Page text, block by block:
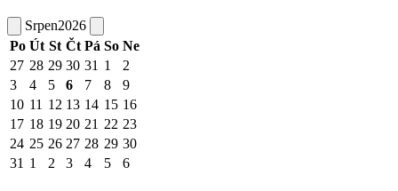
Srpen2026
Po Út St Čt Pá So Ne
27 28 29 30 31 1
2
3
4 5 6 7 8
9
10 11 12 13 14 15 16
17 18 19 20 21 22 23
24 25 26 27 28 29 30
31 1 2 3 4 5 6